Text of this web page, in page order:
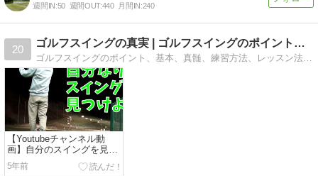
週間IN:50 週間OUT:440 月間IN:240
20
ゴルフスイングの真実 | ゴルフスイングのポイント、基本、…
ゴルフスイングのポイント、基本、真髄、練習方法、レッスン法の意味、上達方法などを述べるブログ
【Youtubeチャンネル動
画】自分のスイングを見つ
けよう
5年前